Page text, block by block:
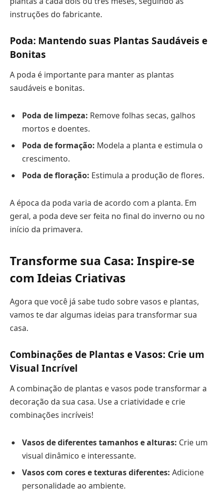
instruções do fabricante.
Poda: Mantendo suas Plantas Saudáveis e
Bonitas
A poda é importante para manter as plantas
saudáveis e bonitas.
Poda de limpeza: Remove folhas secas, galhos
mortos e doentes.
Poda de formação: Modela a planta e estimula o
crescimento.
Poda de floração: Estimula a produção de flores.
A época da poda varia de acordo com a planta. Em
geral, a poda deve ser feita no final do inverno ou no
início da primavera.
Transforme sua Casa: Inspire-se
com Ideias Criativas
Agora que você já sabe tudo sobre vasos e plantas,
vamos te dar algumas ideias para transformar sua
casa.
Combinações de Plantas e Vasos: Crie um
Visual Incrível
A combinação de plantas e vasos pode transformar a
decoração da sua casa. Use a criatividade e crie
combinações incríveis!
Vasos de diferentes tamanhos e alturas: Crie um
visual dinâmico e interessante.
Vasos com cores e texturas diferentes: Adicione
personalidade ao ambiente.